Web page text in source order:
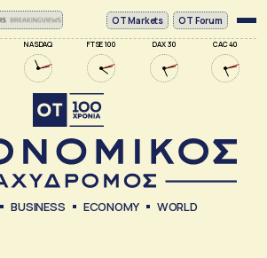
NASDAQ FTSE 100 DAX 30 CAC 40
ΟΤ Markets OT Forum
BUSINESS ECONOMY WORLD